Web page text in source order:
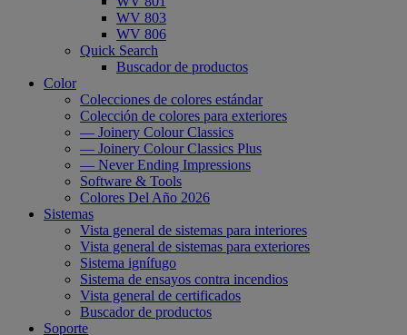
WV 803
WV 806
Quick Search
Buscador de productos
Color
Colecciones de colores estándar
Colección de colores para exteriores
— Joinery Colour Classics
— Joinery Colour Classics Plus
— Never Ending Impressions
Software & Tools
Colores Del Año 2026
Sistemas
Vista general de sistemas para interiores
Vista general de sistemas para exteriores
Sistema ignífugo
Sistema de ensayos contra incendios
Vista general de certificados
Buscador de productos
Soporte